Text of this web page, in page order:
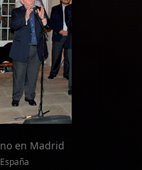
en Madrid